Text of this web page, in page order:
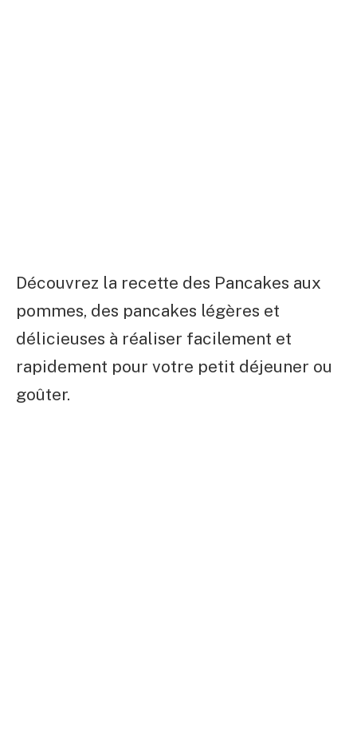
Découvrez la recette des Pancakes aux
pommes, des pancakes légères et
délicieuses à réaliser facilement et
rapidement pour votre petit déjeuner ou
goûter.